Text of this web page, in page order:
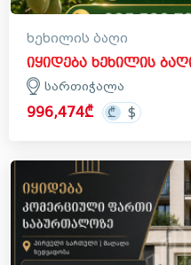
ხეხილის ბაღი
სართიჭალა
996,474₾